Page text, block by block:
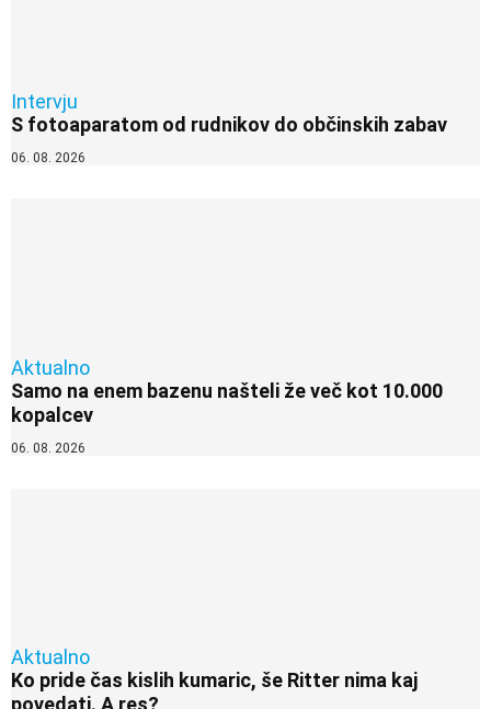
Intervju
S fotoaparatom od rudnikov do občinskih zabav
06. 08. 2026
Aktualno
Samo na enem bazenu našteli že več kot 10.000
kopalcev
06. 08. 2026
Aktualno
Ko pride čas kislih kumaric, še Ritter nima kaj
povedati. A res?